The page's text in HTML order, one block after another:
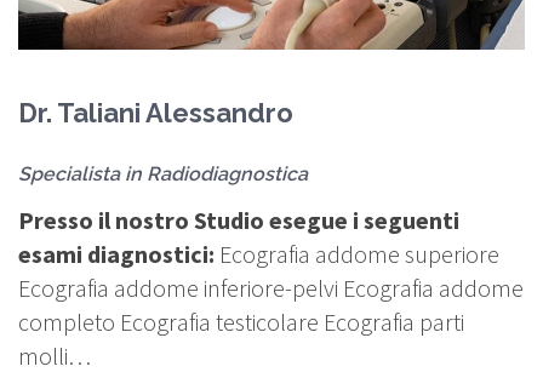
Dr. Taliani Alessandro
Specialista in Radiodiagnostica
Presso il nostro Studio esegue i seguenti
esami diagnostici: Ecografia addome superiore
Ecografia addome inferiore-pelvi Ecografia addome
completo Ecografia testicolare Ecografia parti
molli…